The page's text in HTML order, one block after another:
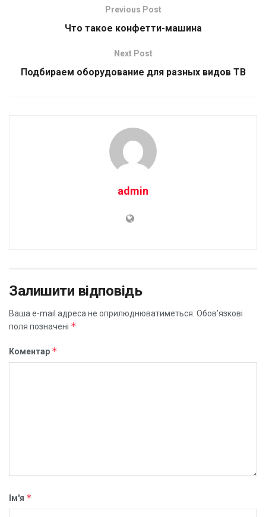
Previous Post
Что такое конфетти-машина
Next Post
Подбираем оборудование для разных видов ТВ
admin
Залишити відповідь
Ваша e-mail адреса не оприлюднюватиметься. Обов’язкові
поля позначені *
Коментар *
Ім'я *